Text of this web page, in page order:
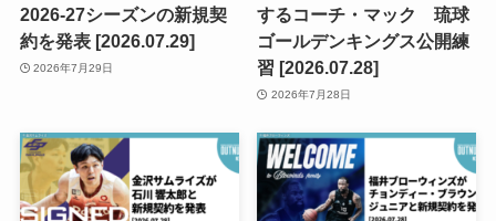
2026-27シーズンの新規契
約を発表 [2026.07.29]
2026年7月29日
するコーチ・マック 琉球
ゴールデンキングス公開練
習 [2026.07.28]
2026年7月28日